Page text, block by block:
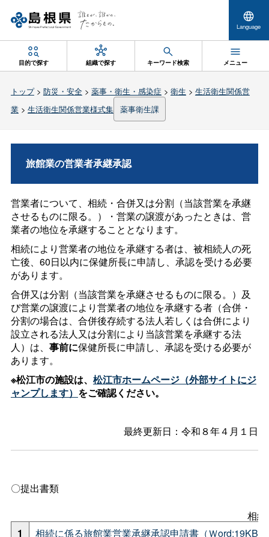
Language
目的で探す 組織で探す キーワード検索 メニュー
トップ> 防災・安全> 薬事・衛生・感染症 > 衛生 > 生活衛生関係営
業> 生活衛生関係営業様式集 薬事衛生課
旅館業の営業者承継承認
営業者について、相続・合併又は分割（当該営業を承継
させるものに限る。）・営業の譲渡があったときは、営
業者の地位を承継することとなります。
相続により営業者の地位を承継する者は、被相続人の死
亡後、60日以内に保健所長に申請し、承認を受ける必要
があります。
合併又は分割（当該営業を承継させるものに限る。）及
び営業の譲渡により営業者の地位を承継する者（合併・
分割の場合は、合併後存続する法人若しくは合併により
設立される法人又は分割により当該営業を承継する法
人）は、 事前に保健所長に申請し、承認を受ける必要が
あります。
※松江市の施設は、 松江市ホームページ（外部サイトにジ
ャンプします） をご確認ください。
最終更新日：令和８年４月１日
〇提出書類
相
1
相続に係る旅館業営業承継承認申請書（Ｗord:19KB)